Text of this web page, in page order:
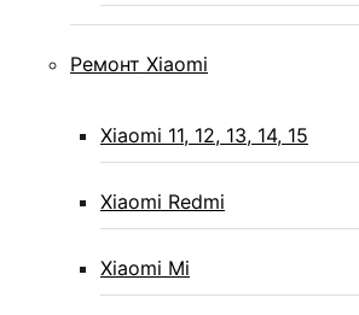
Ремонт Xiaomi
Xiaomi 11, 12, 13, 14, 15
Xiaomi Redmi
Xiaomi Mi